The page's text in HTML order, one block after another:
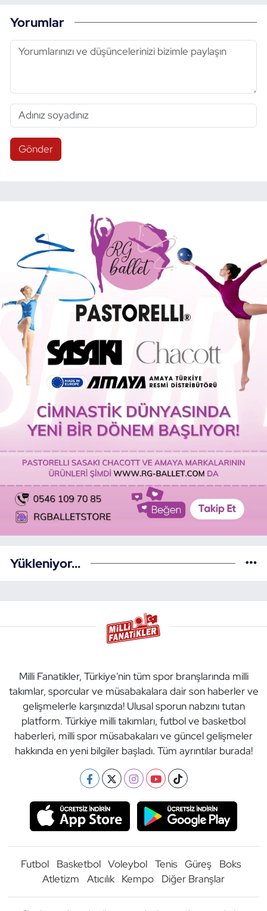
Yorumlar
Gönder
Yükleniyor...
Milli Fanatikler, Türkiye'nin tüm spor branşlarında milli
takımlar, sporcular ve müsabakalara dair son haberler ve
gelişmelerle karşınızda! Ulusal sporun nabzını tutan
platform. Türkiye milli takımları, futbol ve basketbol
haberleri, milli spor müsabakaları ve güncel gelişmeler
hakkında en yeni bilgiler başladı. Tüm ayrıntılar burada!
Futbol Basketbol Voleybol Tenis Güreş
Boks
Atletizm
Atıcılık Kempo Diğer Branşlar